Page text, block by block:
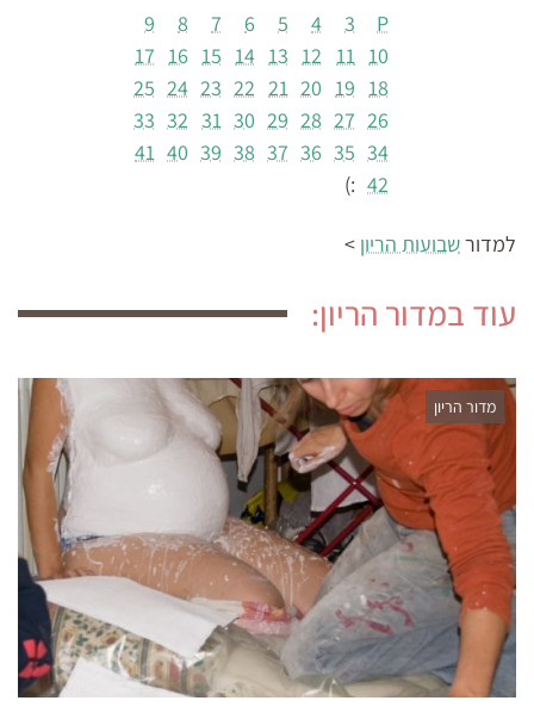
P
3
4
5
6
7
8
9
10
11
12
13
14
15
16
17
18
19
20
21
22
23
24
25
26
27
28
29
30
31
32
33
34
35
36
37
38
39
40
41
42
:)
למדורשבועות הריון >
עוד במדור הריון:
מדור הריון